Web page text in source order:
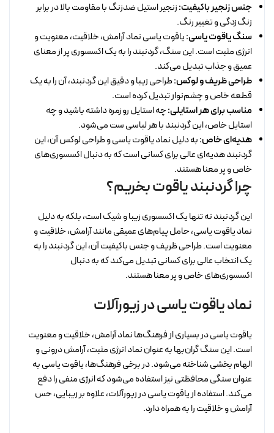
جنس زنجیر باکیفیت:زنجیر استیل ضدزنگ با مقاومت بالا در برابر
زنگ‌زدگی و تغییر رنگ.
سنگ یاقوت یاسی:یاقوت یاسی نماد آرامش، خلاقیت، معنویت و
انرژی مثبت است. این سنگ، گردنبند را به یک اکسسوری پر از معنای
عمیق و جذاب تبدیل می‌کند.
طراحی ظریف و لوکس:طراحی زیبا و دقیق این گردنبند، آن را به یک
قطعه خاص و چشم‌نواز تبدیل کرده است.
مناسب برای هر استایلی:چه استایل روزمره داشته باشید و چه
استایل خاص، این گردنبند با هر لباسی ست می‌شود.
هدیه‌ای خاص:به دلیل نماد یاقوت یاسی و طراحی لوکس آن، این
گردنبند هدیه‌ای عالی برای کسانی است که به دنبال اکسسوری‌های
خاص و پر معنا هستند.
چرا گردنبند یاقوت بخریم؟
این گردنبند نه تنها یک اکسسوری زیبا و شیک است، بلکه به دلیل
نماد یاقوت یاسی، حامل پیام‌های عمیقی مانند آرامش، خلاقیت و
معنویت است. طراحی ظریف و جنس باکیفیت آن، این گردنبند را به
یک انتخاب عالی برای کسانی تبدیل می‌کند که به دنبال
اکسسوری‌های خاص و پر معنا هستند.
نماد یاقوت یاسی در زیورآلات
یاقوت یاسی در بسیاری از فرهنگ‌ها نماد آرامش، خلاقیت و معنویت
است. این سنگ گران‌بها به عنوان نماد انرژی مثبت، آرامش درونی و
الهام بخشی شناخته می‌شود. در برخی فرهنگ‌ها، یاقوت یاسی به
عنوان سنگی محافظتی نیز استفاده می‌شود که انرژی منفی را دفع
می‌کند. استفاده از یاقوت یاسی در زیورآلات، علاوه بر زیبایی، حس
آرامش و خلاقیت را به همراه دارد.